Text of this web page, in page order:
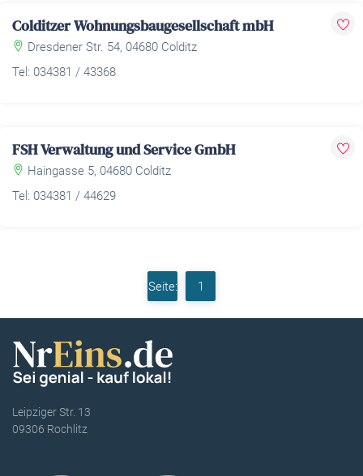
Colditzer Wohnungsbaugesellschaft mbH
Dresdener Str. 54, 04680 Colditz
Tel: 034381 / 43368
FSH Verwaltung und Service GmbH
Haingasse 5, 04680 Colditz
Tel: 034381 / 44629
Seite: 1
Leipziger Str. 13
09306 Rochlitz